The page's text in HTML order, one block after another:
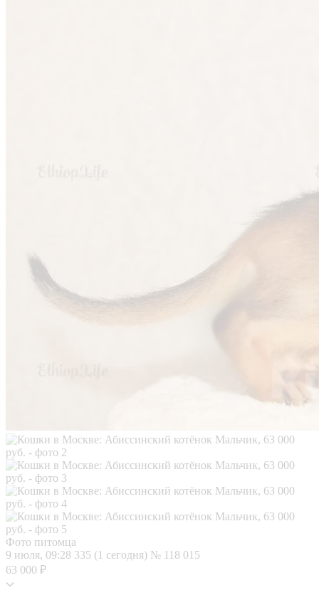
Фото питомца
9 июля, 09:28 335 (1 сегодня) № 118 015
63 000 ₽